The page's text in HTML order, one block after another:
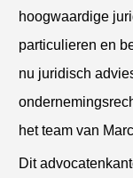
hoogwaardige
particulieren en
nu juridisch
het team van
Dit